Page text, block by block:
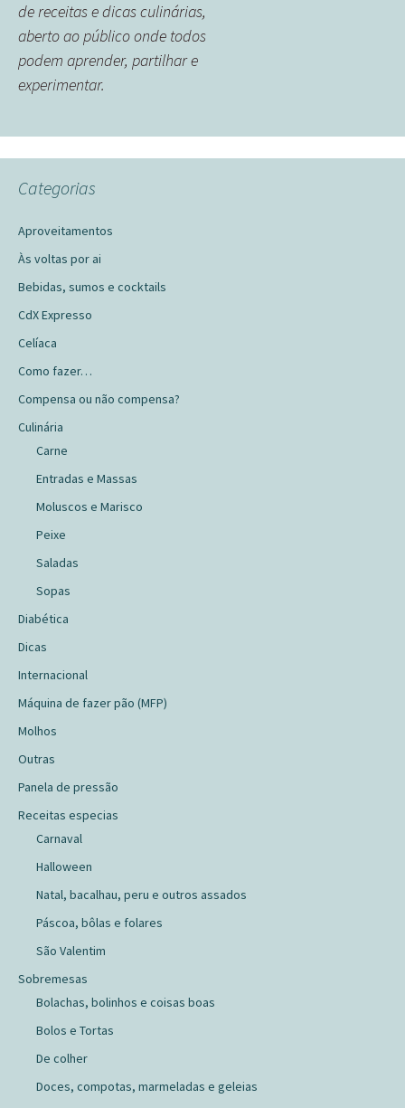
de receitas e dicas culinárias,
aberto ao público onde todos
podem aprender, partilhar e
experimentar.
Categorias
Aproveitamentos
Às voltas por ai
Bebidas, sumos e cocktails
CdX Expresso
Celíaca
Como fazer…
Compensa ou não compensa?
Culinária
Carne
Entradas e Massas
Moluscos e Marisco
Peixe
Saladas
Sopas
Diabética
Dicas
Internacional
Máquina de fazer pão (MFP)
Molhos
Outras
Panela de pressão
Receitas especias
Carnaval
Halloween
Natal, bacalhau, peru e outros assados
Páscoa, bôlas e folares
São Valentim
Sobremesas
Bolachas, bolinhos e coisas boas
Bolos e Tortas
De colher
Doces, compotas, marmeladas e geleias